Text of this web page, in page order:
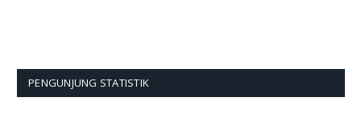
PENGUNJUNG STATISTIK